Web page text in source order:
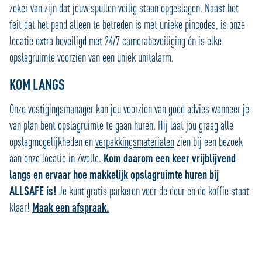
zeker van zijn dat jouw spullen veilig staan opgeslagen. Naast het
feit dat het pand alleen te betreden is met unieke pincodes, is onze
locatie extra beveiligd met 24/7 camerabeveiliging én is elke
opslagruimte voorzien van een uniek unitalarm.
KOM LANGS
Onze vestigingsmanager kan jou voorzien van goed advies wanneer je
van plan bent opslagruimte te gaan huren. Hij laat jou graag alle
opslagmogelijkheden enverpakkingsmaterialenzien bij een bezoek
aan onze locatie in Zwolle. Kom daarom een keer vrijblijvend
langs en ervaar hoe makkelijk opslagruimte huren bij
ALLSAFE is! Je kunt gratis parkeren voor de deur en de koffie staat
klaar! Maak een afspraak.